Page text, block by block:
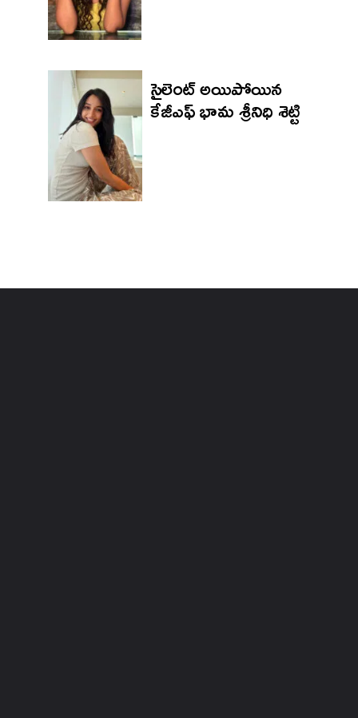
సైలెంట్ అయిపోయిన
కేజీఎఫ్ భామ శ్రీనిధి శెట్టి